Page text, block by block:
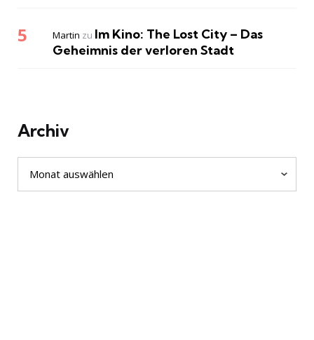
Martin zu Im Kino: The Lost City – Das
Geheimnis der verloren Stadt
Archiv